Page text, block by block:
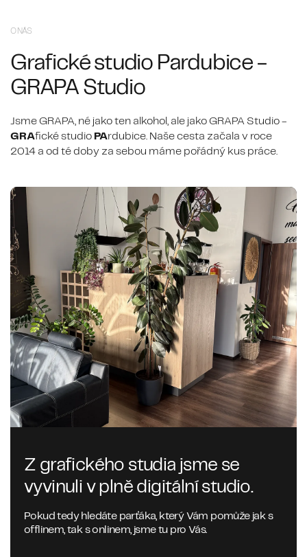
O NÁS
Grafické studio Pardubice -
GRAPA Studio
Jsme GRAPA, né jako ten alkohol, ale jako GRAPA Studio -
GRAfické studio PArdubice. Naše cesta začala v roce
2014 a od té doby za sebou máme pořádný kus práce.
Z grafického studia jsme se
vyvinuli v plně digitální studio.
Pokud tedy hledáte parťáka, který Vám pomůže jak s
offlinem, tak s onlinem, jsme tu pro Vás.